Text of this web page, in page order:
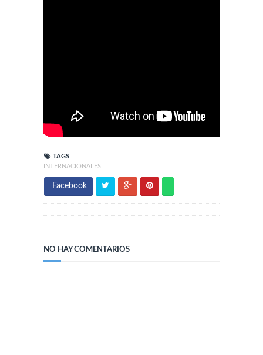
TAGS
INTERNACIONALES
Facebook
NO HAY COMENTARIOS